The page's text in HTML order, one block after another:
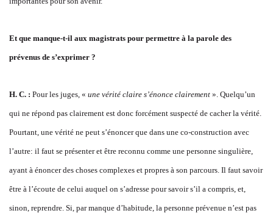
Et que manque-t-il aux magistrats pour permettre à la parole des
prévenus de s’exprimer ?
H. C. : Pour les juges, « une vérité claire s’énonce clairement ». Quelqu’un
qui ne répond pas clairement est donc forcément suspecté de cacher la vérité.
Pourtant, une vérité ne peut s’énoncer que dans une co-construction avec
l’autre: il faut se présenter et être reconnu comme une personne singulière,
ayant à énoncer des choses complexes et propres à son parcours. Il faut savoir
être à l’écoute de celui auquel on s’adresse pour savoir s’il a compris, et,
sinon, reprendre. Si, par manque d’habitude, la personne prévenue n’est pas